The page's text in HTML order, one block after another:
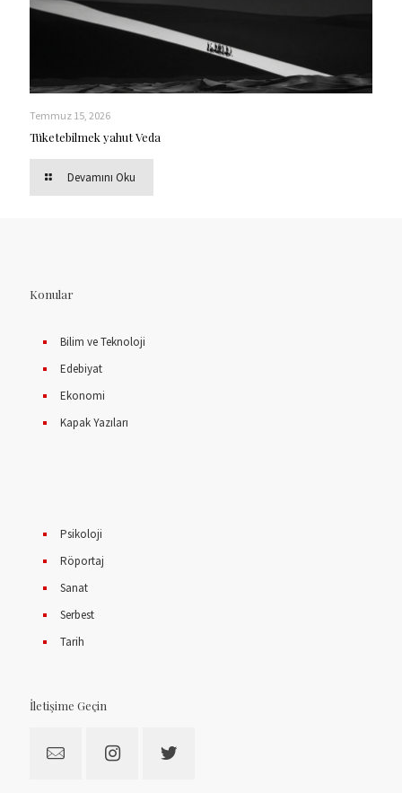
Temmuz 15, 2026
Tüketebilmek yahut Veda
Devamını Oku
Konular
Bilim ve Teknoloji
Edebiyat
Ekonomi
Kapak Yazıları
Psikoloji
Röportaj
Sanat
Serbest
Tarih
İletişime Geçin